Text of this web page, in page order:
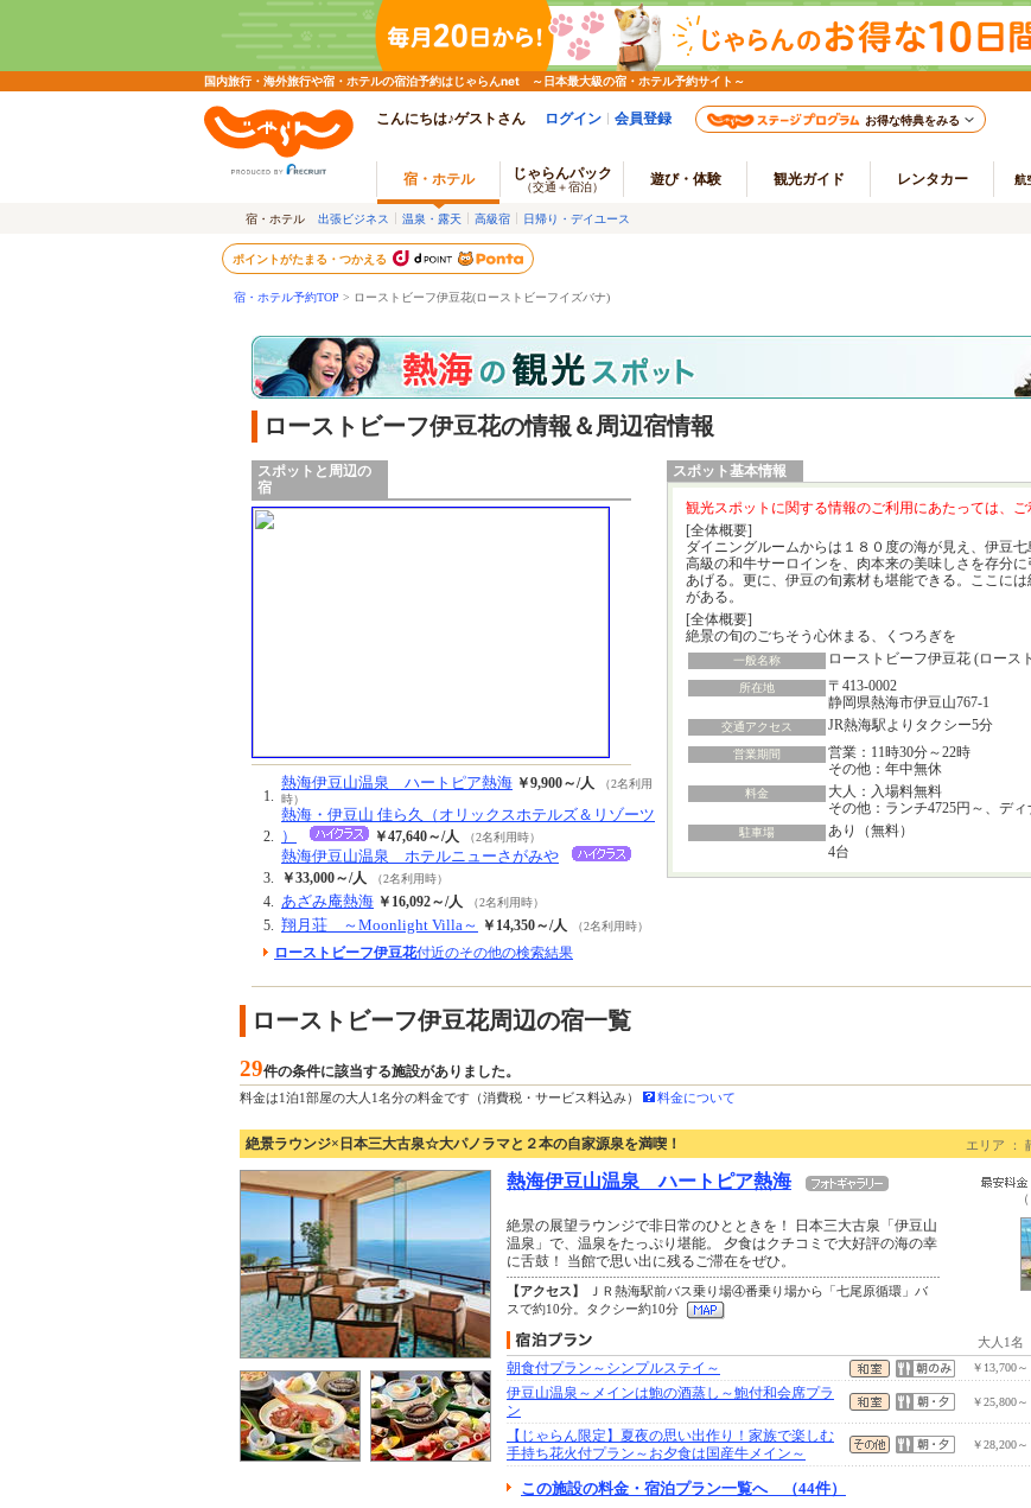
国内旅行・海外旅行や宿・ホテルの宿泊予約はじゃらんnet ～日本最大級の宿・ホテル予約サイト～
こんにちは♪ゲストさん ログイン 会員登録 お得な特典をみる
宿・ホテル じゃらんパック
（交通＋宿泊） 遊び・体験 観光ガイド レンタカー 航
宿・ホテル 出張ビジネス 温泉・露天 高級宿 日帰り・デイユース
ポイントがたまる・つかえる
宿・ホテル予約TOP > ローストビーフ伊豆花(ローストビーフイズバナ)
ローストビーフ伊豆花の情報＆周辺宿情報
スポットと周辺の
宿
1.
熱海伊豆山温泉 ハートピア熱海 ￥9,900～/人
（2名利用
時）
2.
熱海・伊豆山 佳ら久（オリックスホテルズ＆リゾーツ
）
￥47,640～/人 （2名利用時）
3.
熱海伊豆山温泉 ホテルニューさがみや
￥33,000～/人 （2名利用時）
4. あざみ庵熱海 ￥16,092～/人 （2名利用時）
5. 翔月荘 ～Moonlight Villa～ ￥14,350～/人 （2名利用時）
ローストビーフ伊豆花付近のその他の検索結果
スポット基本情報
観光スポットに関する情報のご利用にあたっては、ご
[全体概要]
ダイニングルームからは１８０度の海が見え、伊豆
高級の和牛サーロインを、肉本来の美味しさを存分
あげる。更に、伊豆の旬素材も堪能できる。ここに
がある。
[全体概要]
絶景の旬のごちそう心休まる、くつろぎを
一般名称 ローストビーフ伊豆花 (ロース
所在地
〒413-0002
静岡県熱海市伊豆山767-1
交通アクセス JR熱海駅よりタクシー5分
営業期間
営業：11時30分～22時
その他：年中無休
料金
大人：入場料無料
その他：ランチ4725円～、ディ
駐車場
あり（無料）
4台
ローストビーフ伊豆花周辺の宿一覧
29件の条件に該当する施設がありました。
料金は1泊1部屋の大人1名分の料金です（消費税・サービス料込み） 料金について
絶景ラウンジ×日本三大古泉☆大パノラマと２本の自家源泉を満喫！ エリア ：
熱海伊豆山温泉 ハートピア熱海
絶景の展望ラウンジで非日常のひとときを！ 日本三大古泉「伊豆山
温泉」で、温泉をたっぷり堪能。 夕食はクチコミで大好評の海の幸
に舌鼓！ 当館で思い出に残るご滞在をぜひ。
【アクセス】
ＪＲ熱海駅前バス乗り場④番乗り場から「七尾原循環」バ
スで約10分。タクシー約10分
大人1名
朝食付プラン～シンプルステイ～ ￥13,700～
伊豆山温泉～メインは鮑の酒蒸し～鮑付和会席プラ
ン
￥25,800～
【じゃらん限定】夏夜の思い出作り！家族で楽しむ
手持ち花火付プラン～お夕食は国産牛メイン～
￥28,200～
この施設の料金・宿泊プラン一覧へ （44件）